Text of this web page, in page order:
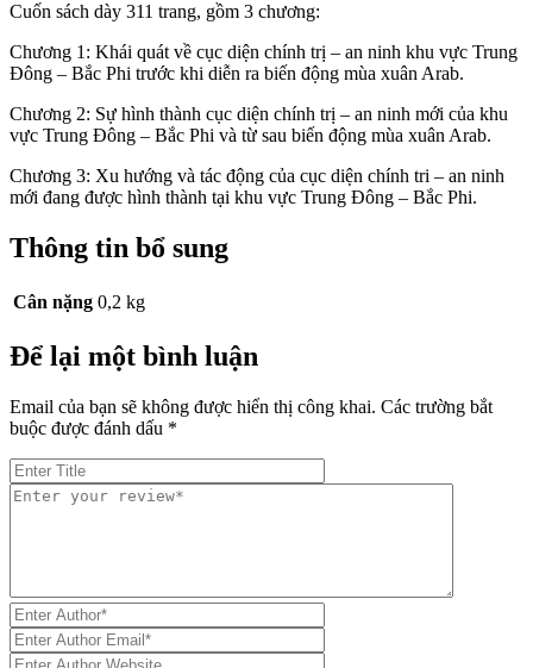
Cuốn sách dày 311 trang, gồm 3 chương:
Chương 1: Khái quát về cục diện chính trị – an ninh khu vực Trung
Đông – Bắc Phi trước khi diễn ra biến động mùa xuân Arab.
Chương 2: Sự hình thành cục diện chính trị – an ninh mới của khu
vực Trung Đông – Bắc Phi và từ sau biến động mùa xuân Arab.
Chương 3: Xu hướng và tác động của cục diện chính tri – an ninh
mới đang được hình thành tại khu vực Trung Đông – Bắc Phi.
Thông tin bổ sung
Cân nặng 0,2 kg
Để lại một bình luận
Email của bạn sẽ không được hiển thị công khai. Các trường bắt
buộc được đánh dấu *